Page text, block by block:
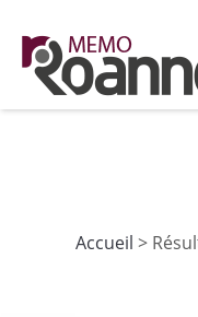
En poursuivant
les fonctionnalités
Accueil >